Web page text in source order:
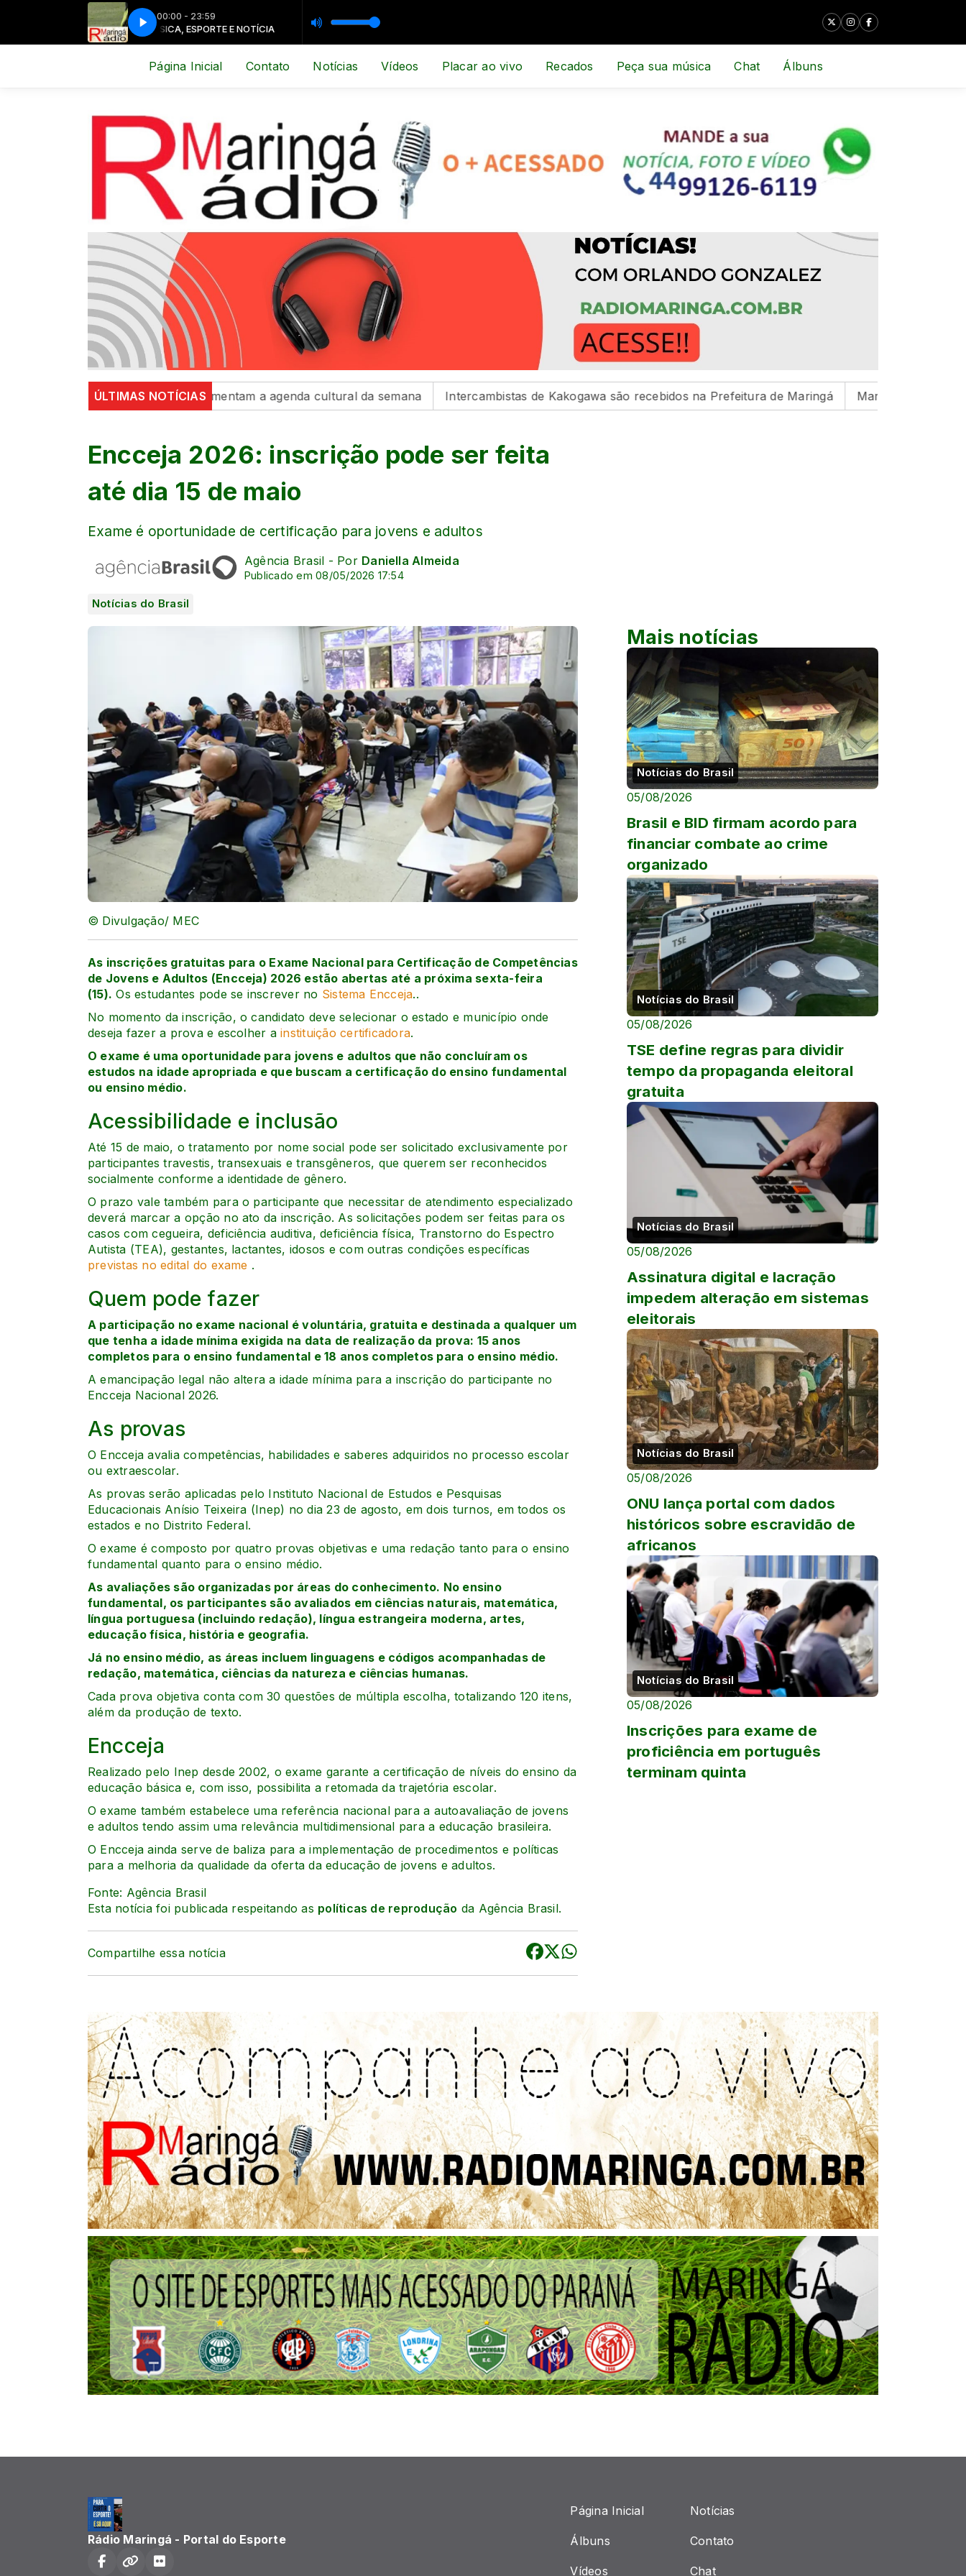
00:00 - 23:59
MÚSICA, ESPORTE E NOTÍCIA MÚSICA, ESPORTE E NOTÍCIA
Página Inicial Contato Notícias Vídeos Placar ao vivo Recados Peça sua música Chat Álbuns
ÚLTIMAS NOTÍCIAS
e exposições movimentam a agenda cultural da semana Intercambistas de Kakogawa são recebidos na Prefeitura de Maringá Maringá inicia preparação
Encceja 2026: inscrição pode ser feita
até dia 15 de maio
Exame é oportunidade de certificação para jovens e adultos
Agência Brasil - Por Daniella Almeida
Publicado em 08/05/2026 17:54
Notícias do Brasil
© Divulgação/ MEC
As inscrições gratuitas para o Exame Nacional para Certificação de Competências
de Jovens e Adultos (Encceja) 2026 estão abertas até a próxima sexta-feira
(15). Os estudantes pode se inscrever no Sistema Encceja..
No momento da inscrição, o candidato deve selecionar o estado e município onde
deseja fazer a prova e escolher ainstituição certificadora.
O exame é uma oportunidade para jovens e adultos que não concluíram os
estudos na idade apropriada e que buscam a certificação do ensino fundamental
ou ensino médio.
Acessibilidade e inclusão
Até 15 de maio, o tratamento por nome social pode ser solicitado exclusivamente por
participantes travestis, transexuais e transgêneros, que querem ser reconhecidos
socialmente conforme a identidade de gênero.
O prazo vale também para o participante que necessitar de atendimento especializado
deverá marcar a opção no ato da inscrição. As solicitações podem ser feitas para os
casos com cegueira, deficiência auditiva, deficiência física, Transtorno do Espectro
Autista (TEA), gestantes, lactantes, idosos e com outras condições específicas
previstas no edital do exame .
Quem pode fazer
A participação no exame nacional é voluntária, gratuita e destinada a qualquer um
que tenha a idade mínima exigida na data de realização da prova: 15 anos
completos para o ensino fundamental e 18 anos completos para o ensino médio.
A emancipação legal não altera a idade mínima para a inscrição do participante no
Encceja Nacional 2026.
As provas
O Encceja avalia competências, habilidades e saberes adquiridos no processo escolar
ou extraescolar.
As provas serão aplicadas pelo Instituto Nacional de Estudos e Pesquisas
Educacionais Anísio Teixeira (Inep) no dia 23 de agosto, em dois turnos, em todos os
estados e no Distrito Federal.
O exame é composto por quatro provas objetivas e uma redação tanto para o ensino
fundamental quanto para o ensino médio.
As avaliações são organizadas por áreas do conhecimento. No ensino
fundamental, os participantes são avaliados em ciências naturais, matemática,
língua portuguesa (incluindo redação), língua estrangeira moderna, artes,
educação física, história e geografia.
Já no ensino médio, as áreas incluem linguagens e códigos acompanhadas de
redação, matemática, ciências da natureza e ciências humanas.
Cada prova objetiva conta com 30 questões de múltipla escolha, totalizando 120 itens,
além da produção de texto.
Encceja
Realizado pelo Inep desde 2002, o exame garante a certificação de níveis do ensino da
educação básica e, com isso, possibilita a retomada da trajetória escolar.
O exame também estabelece uma referência nacional para a autoavaliação de jovens
e adultos tendo assim uma relevância multidimensional para a educação brasileira.
O Encceja ainda serve de baliza para a implementação de procedimentos e políticas
para a melhoria da qualidade da oferta da educação de jovens e adultos.
Fonte: Agência Brasil
Esta notícia foi publicada respeitando as políticas de reprodução da Agência Brasil.
Compartilhe essa notícia
Mais notícias
Notícias do Brasil
05/08/2026
Brasil e BID firmam acordo para
financiar combate ao crime
organizado
Notícias do Brasil
05/08/2026
TSE define regras para dividir
tempo da propaganda eleitoral
gratuita
Notícias do Brasil
05/08/2026
Assinatura digital e lacração
impedem alteração em sistemas
eleitorais
Notícias do Brasil
05/08/2026
ONU lança portal com dados
históricos sobre escravidão de
africanos
Notícias do Brasil
05/08/2026
Inscrições para exame de
proficiência em português
terminam quinta
Rádio Maringá - Portal do Esporte
Página Inicial
Álbuns
Vídeos
Notícias
Contato
Chat